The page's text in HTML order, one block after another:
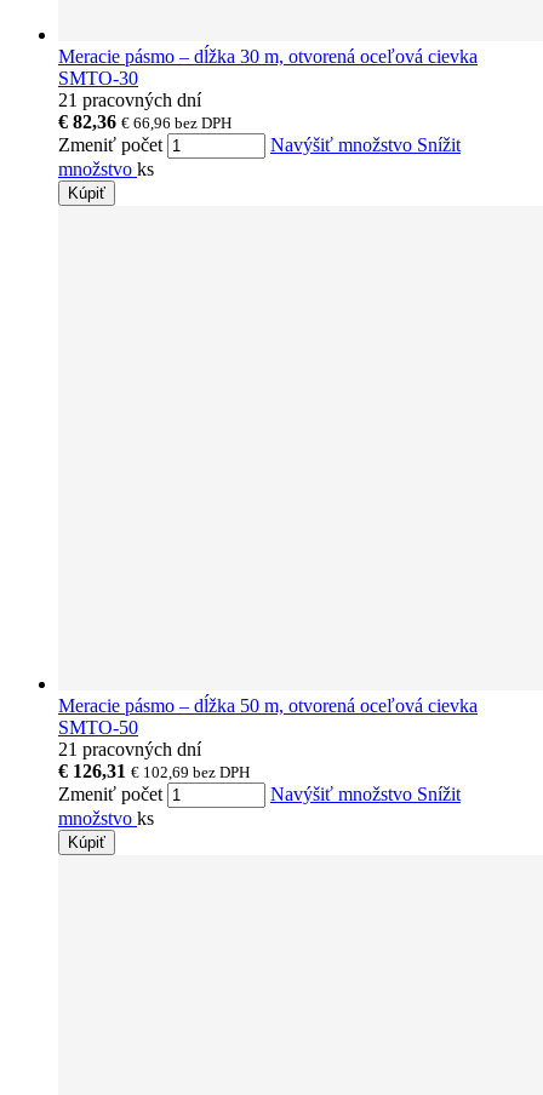
Meracie pásmo – dĺžka 30 m, otvorená oceľová cievka
SMTO-30
21 pracovných dní
€ 82,36 € 66,96 bez DPH
Zmeniť počet Navýšiť množstvo Snížit
množstvo ks
Kúpiť
Meracie pásmo – dĺžka 50 m, otvorená oceľová cievka
SMTO-50
21 pracovných dní
€ 126,31 € 102,69 bez DPH
Zmeniť počet Navýšiť množstvo Snížit
množstvo ks
Kúpiť